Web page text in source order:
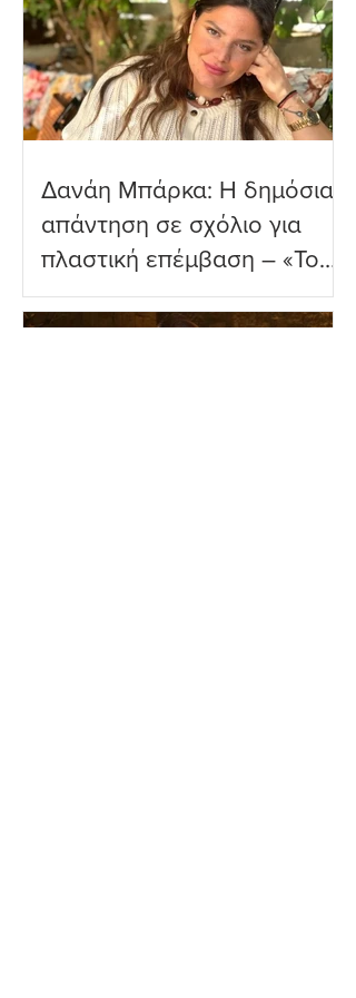
Δανάη Μπάρκα: Η δημόσια
απάντηση σε σχόλιο για
πλαστική επέμβαση – «Το
ωραιότερο σχόλιο που
είδα»